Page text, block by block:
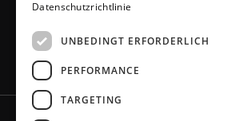
Mo – Fr
9 – 18 Uhr
Sa
9 – 13 Uhr
oder gerne nach Absprache
Datenschutzrichtlinie
UNBEDINGT ERFORDERLICH
PERFORMANCE
TARGETING